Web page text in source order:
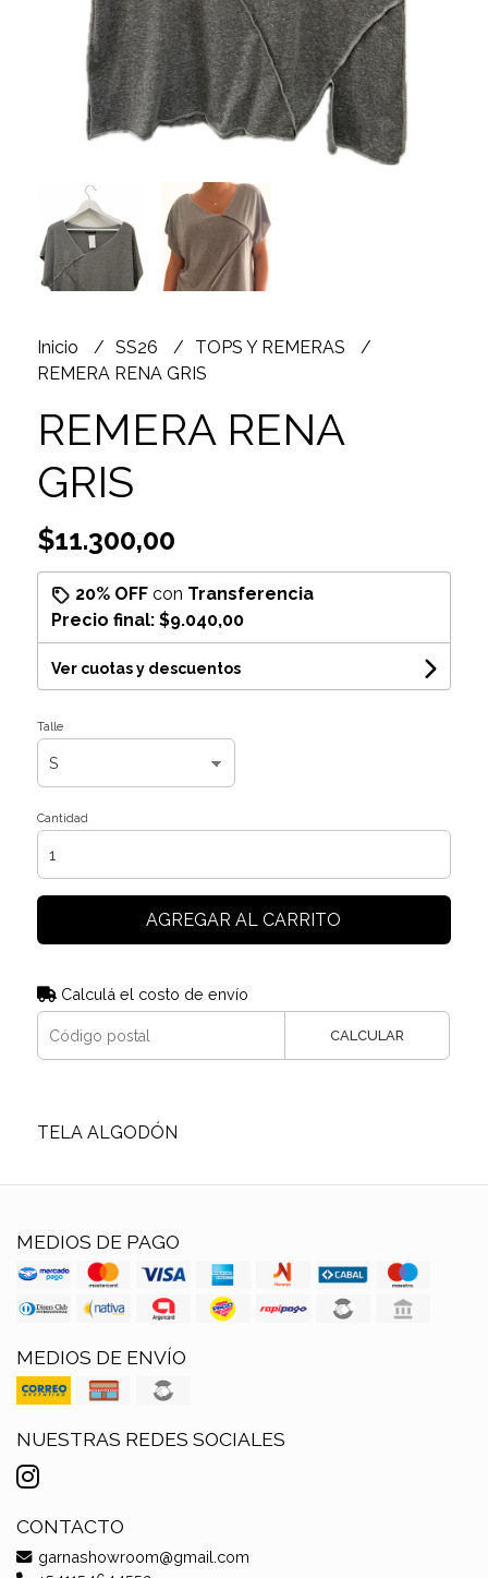
Inicio SS26
TOPS Y REMERAS
REMERA RENA GRIS
REMERA RENA
GRIS
$11.300,00
20% OFFcon Transferencia
Precio final: $9.040,00
Ver cuotas y descuentos
Talle
Cantidad
AGREGAR AL CARRITO
Calculá el costo de envío
CALCULAR
TELA ALGODÓN
MEDIOS DE PAGO
MEDIOS DE ENVÍO
NUESTRAS REDES SOCIALES
CONTACTO
garnashowroom@gmail.com